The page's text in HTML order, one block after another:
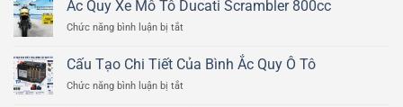
Hoạt
Động
Bình
Quy
Ắc Quy Xe Mô Tô Ducati Scrambler 800cc
Chức năng bình luận bị tắt
Quy
Xe
Mô
Cấu Tạo Chi Tiết Của Bình Ắc Quy Ô Tô
Chức năng bình luận bị tắt